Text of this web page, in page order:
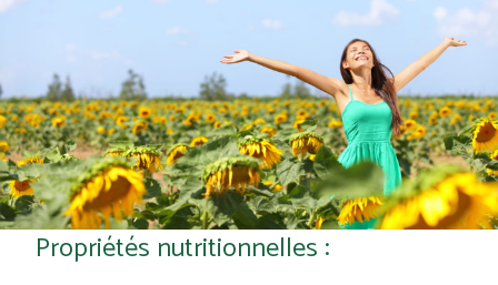
Propriétés nutritionnelles :